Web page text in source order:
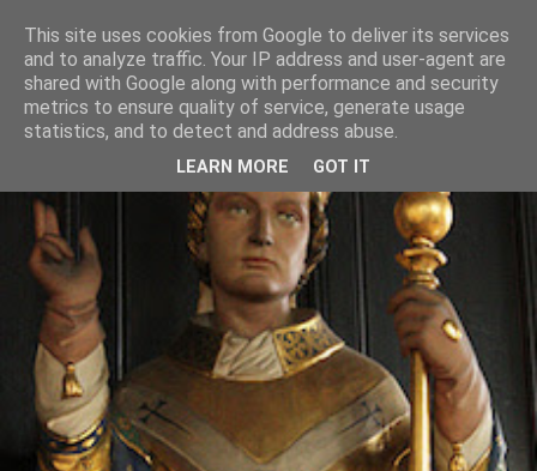
This site uses cookies from Google to deliver its services
and to analyze traffic. Your IP address and user-agent are
shared with Google along with performance and security
metrics to ensure quality of service, generate usage
statistics, and to detect and address abuse.
LEARN MORE GOT IT